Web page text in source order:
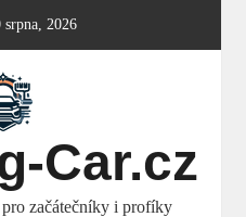
2026
Car.cz
začátečníky i profíky